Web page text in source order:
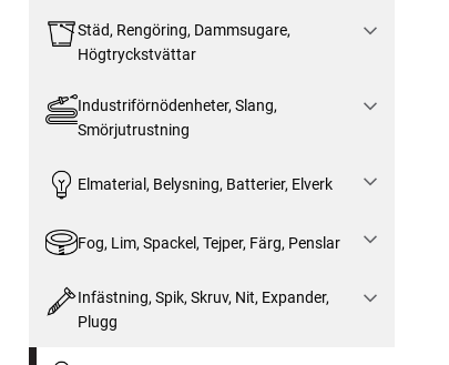
Städ, Rengöring, Dammsugare,
Högtryckstvättar
Industriförnödenheter, Slang,
Smörjutrustning
Elmaterial, Belysning, Batterier, Elverk
Fog, Lim, Spackel, Tejper, Färg, Penslar
Infästning, Spik, Skruv, Nit, Expander,
Plugg